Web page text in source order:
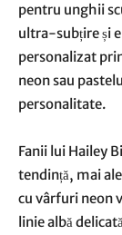
pentru unghii
ultra-subțire și
personalizat
neon sau
personalitate.
Fanii lui Hailey
tendință, mai
cu vârfuri neon
linie albă